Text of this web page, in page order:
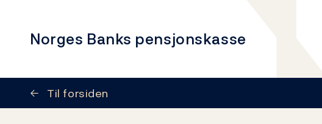
Norges Banks pensjonskasse
← Til forsiden